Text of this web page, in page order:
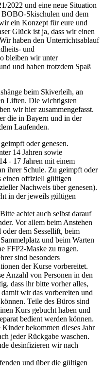
2022 und eine neue Situation
Skischulen und dem
ein Konzept für eure und
Glück ist ja, dass wir einen
haben den Unterrichtsablauf
und
bleiben wir unter
und haben trotzdem Spaß
beim Skiverleih, an
Liften. Die wichtigsten
wir hier zusammengefasst.
die in Bayern und in der
Laufenden.
oder genesen.
14 Jahren sowie
- 17 Jahren mit einem
ihrer Schule. Zu geimpft oder
einen offiziell gültigen
Nachweis über genesen).
in der jeweils gültigen
achtet auch selbst darauf
Vor allem beim Anstehen
dem Sessellift, beim
und beim Warten
FFP2-Maske zu tragen.
sind besonders
der Kurse vorbereitet.
Anzahl von Personen in den
dass ihr bitte vorher alles,
wir das vorbereiten und
Teile des Büros sind
Kurs gebucht haben und
bedient werden können.
bekommen dieses Jahr
jeder Rückgabe waschen.
desinfizieren wir nach
und über die gültigen